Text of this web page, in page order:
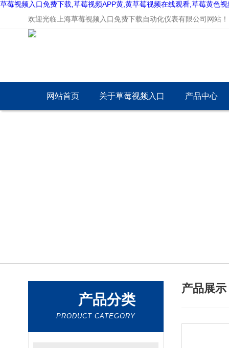
草莓视频入口免费下载,草莓视频APP黄,黄草莓视频在线观看,草莓黄色
欢迎光临上海草莓视频入口免费下载自动化仪表有限公司网站！
网站首页 关于草莓视频入口 产品中心
产品分类
PRODUCT CATEGORY
产品展示